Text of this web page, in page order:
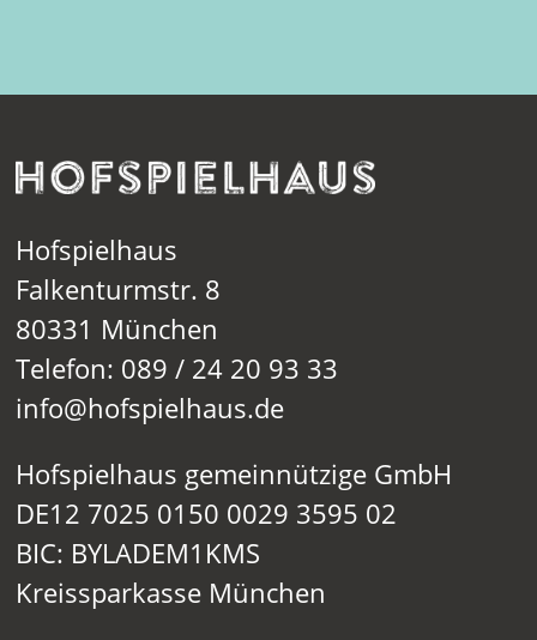
Hofspielhaus
Falkenturmstr. 8
80331 München
Telefon: 089 / 24 20 93 33
info@hofspielhaus.de
Hofspielhaus gemeinnützige GmbH
DE12 7025 0150 0029 3595 02
BIC: BYLADEM1KMS
Kreissparkasse München